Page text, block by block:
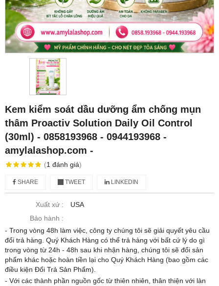
Kem kiểm soát dầu dưỡng ẩm chống mụn
thâm Proactiv Solution Daily Oil Control
(30ml) - 0858193968 - 0944193968 -
amylalashop.com -
(1 đánh giá)
SHARE TWEET LINKEDIN
Xuất xứ :
USA
Bảo hành :
- Trong vòng 48h làm việc, công ty chúng tôi sẽ giải quyết yêu cầu
đổi trả hàng. Quý Khách Hàng có thể trả hàng với bất cứ lý do gì
trong vòng từ 24h - 48h sau khi nhận hàng, chúng tôi sẽ đổi sản
phẩm khác hoặc hoàn tiền lại cho Quý Khách Hàng (bao gồm các
điều kiện Đổi Trả Sản Phẩm).
- Với các thành phần nguồn gốc từ thiên nhiên, thân thiện với làn